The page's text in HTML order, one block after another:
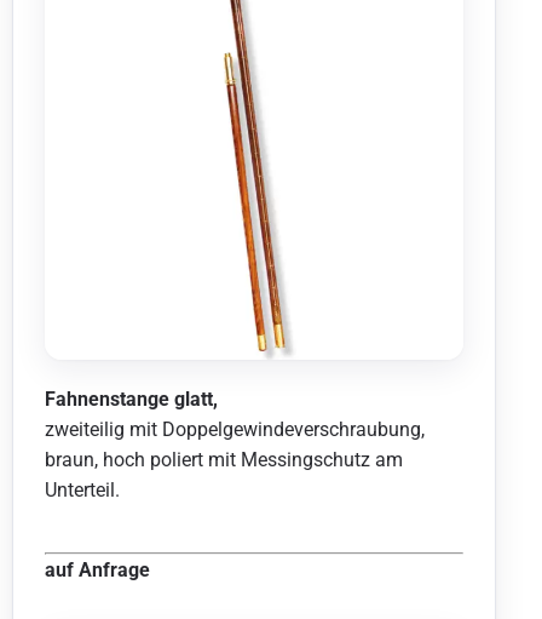
Fahnenstange glatt,
zweiteilig mit Doppelgewindeverschraubung,
braun, hoch poliert mit Messingschutz am
Unterteil.
auf Anfrage